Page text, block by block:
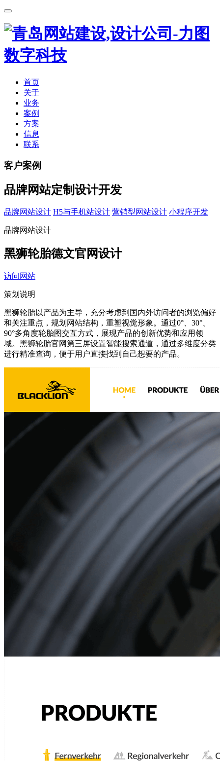
首页
关于
业务
案例
方案
信息
联系
客户案例
品牌网站定制设计开发
品牌网站设计 H5与手机站设计 营销型网站设计 小程序开发
品牌网站设计
黑狮轮胎德文官网设计
访问网站
策划说明
黑狮轮胎以产品为主导，充分考虑到国内外访问者的浏览偏好
和关注重点，规划网站结构，重塑视觉形象。通过0°、30°、
90°多角度轮胎图交互方式，展现产品的创新优势和应用领
域。黑狮轮胎官网第三屏设置智能搜索通道，通过多维度分类
进行精准查询，便于用户直接找到自己想要的产品。